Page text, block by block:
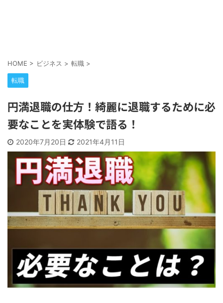
HOME > ビジネス > 転職 >
転職
円満退職の仕方！綺麗に退職するために必
要なことを実体験で語る！
2020年7月20日 2021年4月11日